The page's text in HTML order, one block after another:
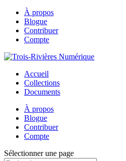
À propos
Blogue
Contribuer
Compte
Accueil
Collections
Documents
À propos
Blogue
Contribuer
Compte
Sélectionner une page